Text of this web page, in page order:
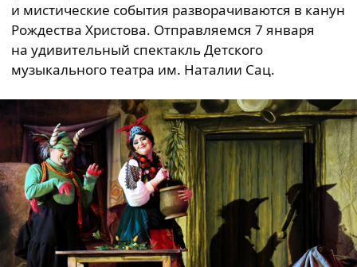
и мистические события разворачиваются в канун
Рождества Христова. Отправляемся 7 января
на удивительный спектакль Детского
музыкального театра им. Наталии Сац.